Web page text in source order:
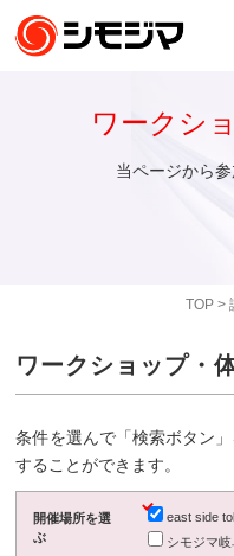
TOP>
ワークシ
当ページから
ワークショップ・
条件を選んで「検索ボタン
することができます。
開催場所を選
ぶ
east side
シモジマ